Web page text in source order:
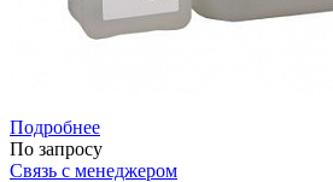
Подробнее
По запросу
Связь с менеджером